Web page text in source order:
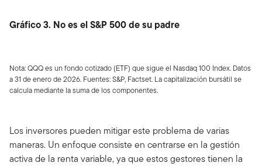
Gráfico 3. No es el S&P 500 de su padre
Nota: QQQ es un fondo cotizado (ETF) que sigue el Nasdaq 100 Index. Datos
a 31 de enero de 2026. Fuentes: S&P, Factset. La capitalización bursátil se
calcula mediante la suma de los componentes.
Los inversores pueden mitigar este problema de varias
maneras. Un enfoque consiste en centrarse en la gestión
activa de la renta variable, ya que estos gestores tienen la